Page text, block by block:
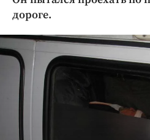
Криминал
Недвижимость и
Образование
Общество
Погода
Праздники
дороге.